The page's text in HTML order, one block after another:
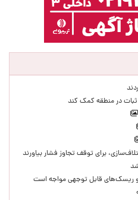
ثبات در منطقه کمک کند
برای توقف تجاوز فشار بیاورند
و ریسک‌های قابل توجهی مواجه است